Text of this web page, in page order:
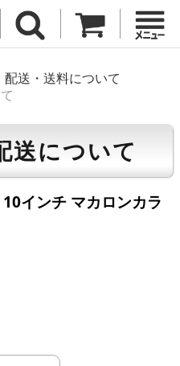
配送・送料について
送について
インチ マカロンカラ